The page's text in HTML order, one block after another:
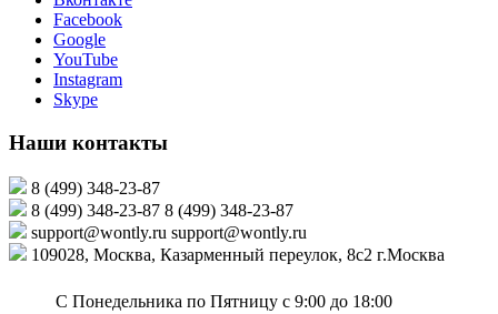
Facebook
Google
YouTube
Instagram
Skype
Наши контакты
8 (499) 348-23-87
8 (499) 348-23-87 8 (499) 348-23-87
support@wontly.ru support@wontly.ru
109028, Москва, Казарменный переулок, 8с2 г.Москва
С Понедельника по Пятницу с 9:00 до 18:00